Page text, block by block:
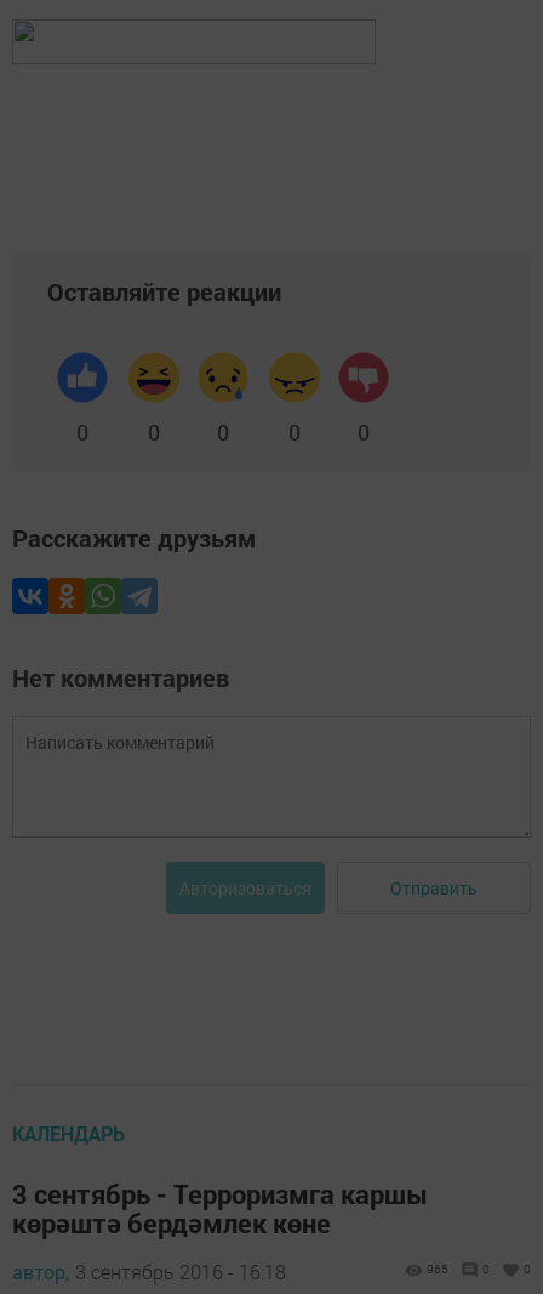
Оставляйте реакции
0 0 0 0 0
Расскажите друзьям
Нет комментариев
Авторизоваться Отправить
КАЛЕНДАРЬ
3 сентябрь - Терроризмга каршы
көрәштә бердәмлек көне
автор, 3 сентябрь 2016 - 16:18 965 0 0